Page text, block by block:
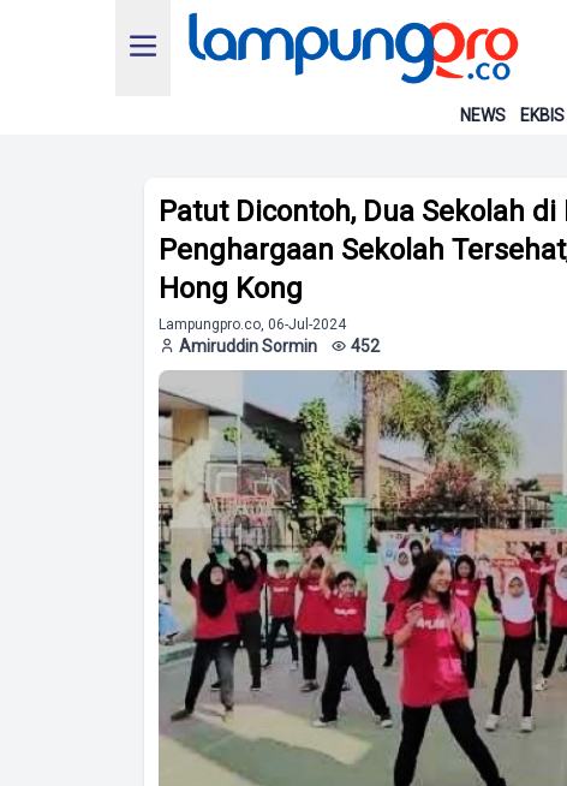
NEWS EKBIS
Patut Dicontoh, Dua Sekolah
Penghargaan Sekolah
Hong Kong
Lampungpro.co, 06-Jul-2024
Amiruddin Sormin 452